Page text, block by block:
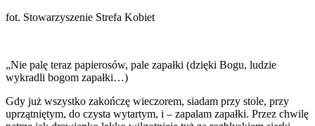
fot. Stowarzyszenie Strefa Kobiet
„Nie palę teraz papierosów, pale zapałki (dzięki Bogu, ludzie
wykradli bogom zapałki…)
Gdy już wszystko zakończę wieczorem, siadam przy stole, przy
uprzątniętym, do czysta wytartym, i – zapalam zapałki. Przez chwilę